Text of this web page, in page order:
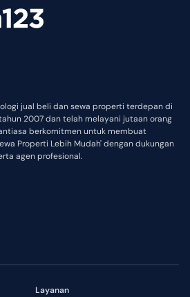
jual beli dan sewa properti terdepan di
2007 dan telah melayani jutaan orang
berkomitmen untuk membuat
Properti Lebih Mudah' dengan dukungan
agen profesional.
Layanan